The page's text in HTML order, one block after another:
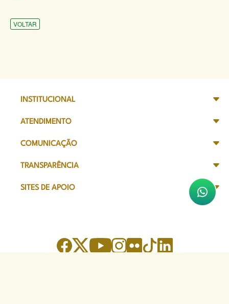
VOLTAR
INSTITUCIONAL
ATENDIMENTO
COMUNICAÇÃO
TRANSPARÊNCIA
SITES DE APOIO